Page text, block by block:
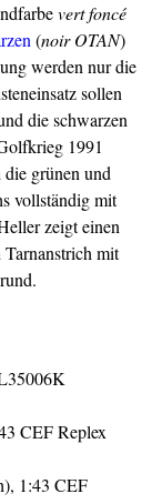
vert foncé
(noir OTAN)
werden nur die
sollen
die schwarzen
1991
grünen und
vollständig mit
zeigt einen
mit
CEF Replex
1:43 CEF